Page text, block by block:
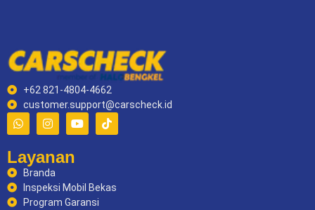
+62 821-4804-4662
customer.support@carscheck.id
Layanan
Branda
Inspeksi Mobil Bekas
Program Garansi